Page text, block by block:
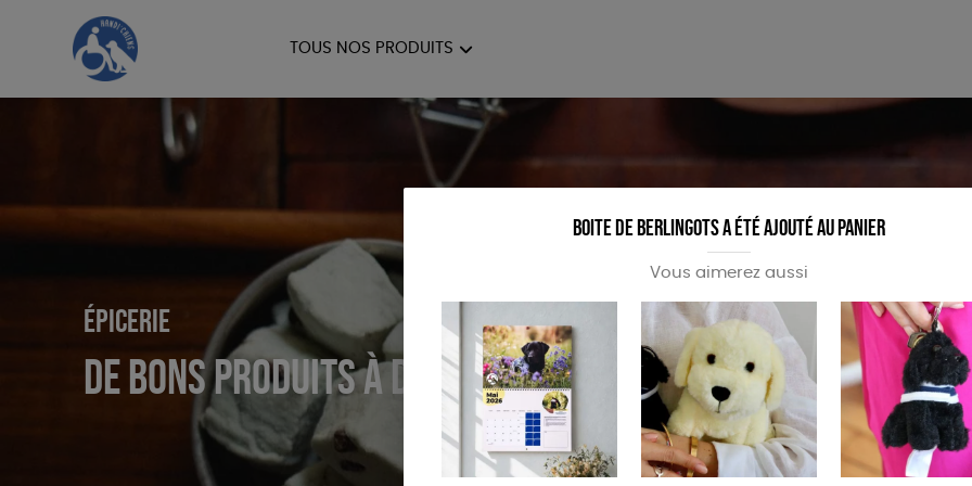
TOUS NOS PRODUITS
ÉPICERIE
Épicerie
DE BONS PRODUITS À DÉGUSTER OU PARTAGER
Boite de Berlingots a été ajouté au panier
Vous aimerez aussi